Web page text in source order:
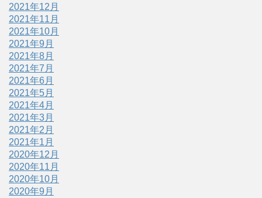
2021年12月
2021年11月
2021年10月
2021年9月
2021年8月
2021年7月
2021年6月
2021年5月
2021年4月
2021年3月
2021年2月
2021年1月
2020年12月
2020年11月
2020年10月
2020年9月